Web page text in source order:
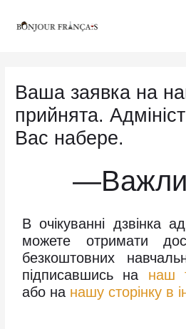
Ваша заявка на
прийнята.
Вас набере.
В очікуванні дзвінка
можете отримати
безкоштовних
підписавшись на наш
або на нашу сторінку в